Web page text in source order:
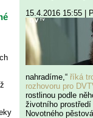
15.4.2016 15:55 |
nahradíme,“ říká
rozhovoru pro
rostlinou podle
životního
Novotného